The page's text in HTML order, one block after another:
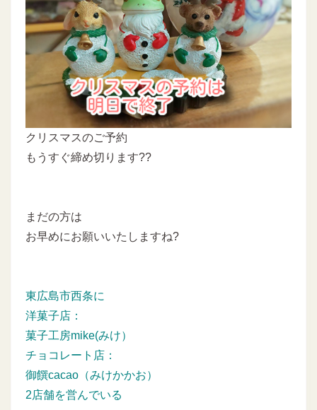
クリスマスのご予約
もうすぐ締め切ります??
まだの方は
お早めにお願いいたしますね?
東広島市西条に
洋菓子店：
菓子工房mike(みけ）
チョコレート店：
御饌cacao（みけかかお）
2店舗を営んでいる